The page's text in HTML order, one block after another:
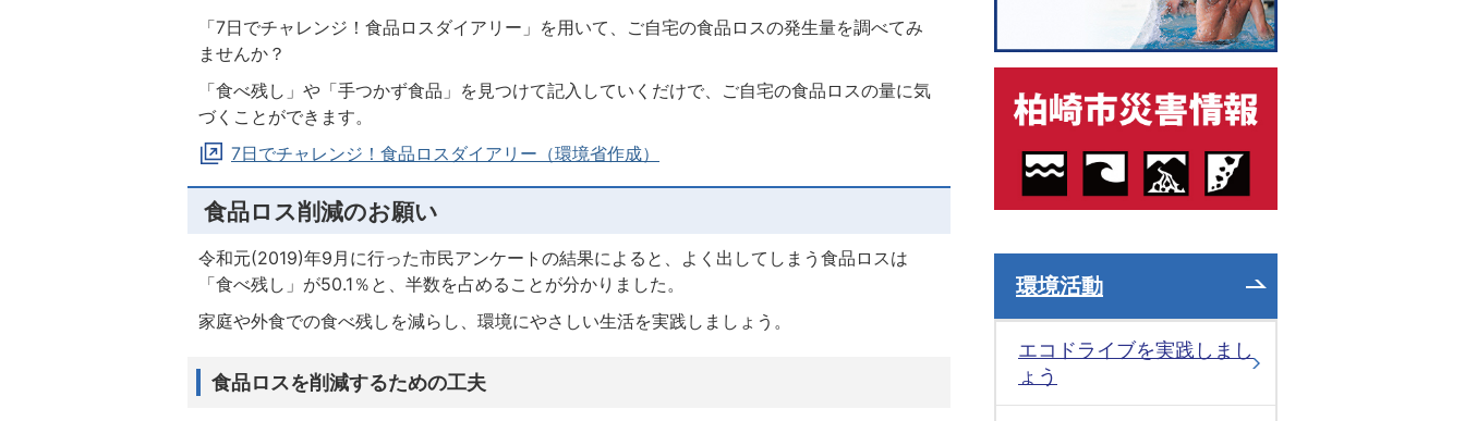
「7日でチャレンジ！食品ロスダイアリー」を用いて、ご自宅の食品ロスの発生量を調べてみ
ませんか？
「食べ残し」や「手つかず食品」を見つけて記入していくだけで、ご自宅の食品ロスの量に気
づくことができます。
7日でチャレンジ！食品ロスダイアリー（環境省作成）
食品ロス削減のお願い
令和元(2019)年9月に行った市民アンケートの結果によると、よく出してしまう食品ロスは
「食べ残し」が50.1％と、半数を占めることが分かりました。
家庭や外食での食べ残しを減らし、環境にやさしい生活を実践しましょう。
食品ロスを削減するための工夫
環境活動
エコドライブを実践しまし
ょう